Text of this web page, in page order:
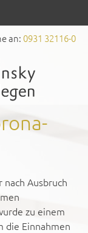
an: 0931 32116-0
Ausbruch
zu einem
die Einnahmen